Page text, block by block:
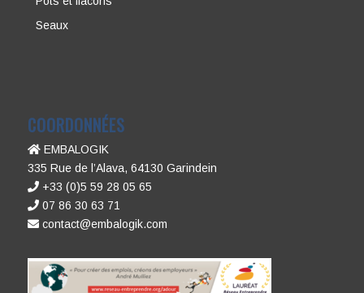
Seaux
COORDONNÉES
EMBALOGIK
335 Rue de l’Alava, 64130 Garindein
+33 (0)5 59 28 05 65
07 86 30 63 71
contact@embalogik.com